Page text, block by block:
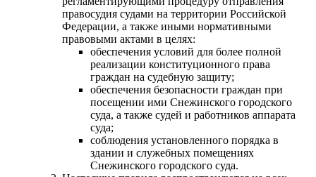
правосудия судами на территории Российской
Федерации, а также иными нормативными
правовыми актами в целях:
обеспечения условий для более полной
реализации конституционного права
граждан на судебную защиту;
обеспечения безопасности граждан при
посещении ими Снежинского городского
суда, а также судей и работников аппарата
суда;
соблюдения установленного порядка в
здании и служебных помещениях
Снежинского городского суда.